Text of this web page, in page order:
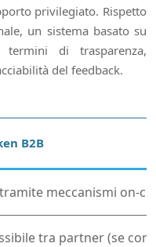
privilegiato. Rispetto
un sistema basato su
di trasparenza,
del feedback.
B2B
meccanismi on-
tra partner (se